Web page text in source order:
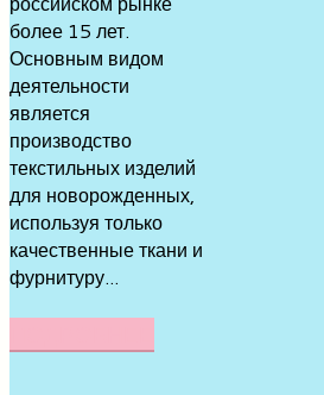
более 15 лет.
Основным видом
деятельности
является
производство
текстильных изделий
для новорожденных,
используя только
качественные ткани и
фурнитуру...